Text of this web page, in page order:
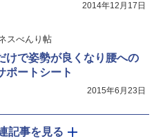
2014年12月17日
スべんり帖
けで姿勢が良くなり腰への
ポートシート
2015年6月23日
記事を見る